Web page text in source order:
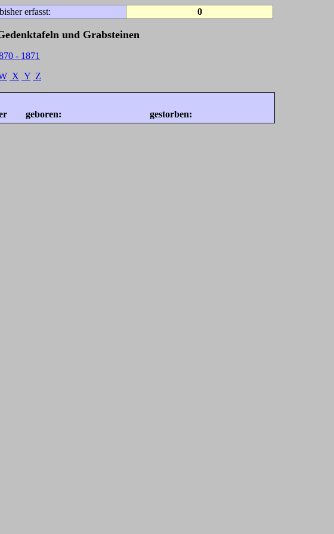
bisher erfasst: 0
und Grabsteinen
- 1871
X Y Z
geboren:
gestorben: